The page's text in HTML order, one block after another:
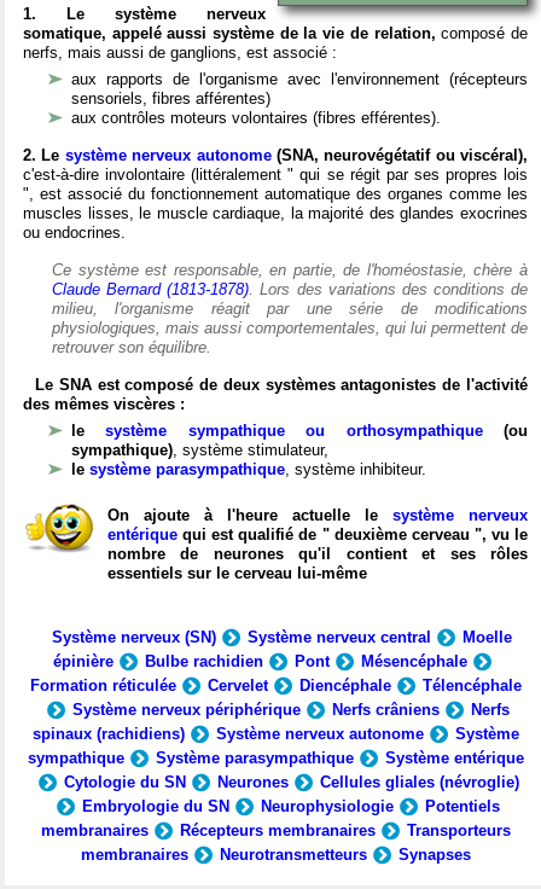
1. Le système nerveux
somatique, appelé aussi système de la vie de relation, composé de
nerfs, mais aussi de ganglions, est associé :
aux rapports de l'organisme avec l'environnement (récepteurs
sensoriels, fibres afférentes)
aux contrôles moteurs volontaires (fibres efférentes).
2. Le système nerveux autonome(SNA, neurovégétatif ou viscéral),
c'est-à-dire involontaire (littéralement " qui se régit par ses propres lois
", est associé du fonctionnement automatique des organes comme les
muscles lisses, le muscle cardiaque, la majorité des glandes exocrines
ou endocrines.
Ce système est responsable, en partie, de l'homéostasie, chère à
Claude Bernard (1813-1878). Lors des variations des conditions de
milieu, l'organisme réagit par une série de modifications
physiologiques, mais aussi comportementales, qui lui permettent de
retrouver son équilibre.
Le SNA est composé de deux systèmes antagonistes de l'activité
des mêmes viscères :
lesystème sympathique ou orthosympathique(ou
sympathique), système stimulateur,
le système parasympathique, système inhibiteur.
On ajoute à l'heure actuelle le système nerveux
entérique qui est qualifié de " deuxième cerveau ", vu le
nombre de neurones qu'il contient et ses rôles
essentiels sur le cerveau lui-même
Système nerveux (SN) Système nerveux central
Moelle
épinière
Bulbe rachidien Pont
Mésencéphale
Formation réticulée
Cervelet Diencéphale
Télencéphale
Système nerveux périphérique
Nerfs crâniens
Nerfs
spinaux (rachidiens)
Système nerveux autonome
Système
sympathique
Système parasympathique
Système entérique
Cytologie du SN
Neurones
Cellules gliales (névroglie)
Embryologie du SN
Neurophysiologie
Potentiels
membranaires
Récepteurs membranaires
Transporteurs
membranaires
Neurotransmetteurs Synapses